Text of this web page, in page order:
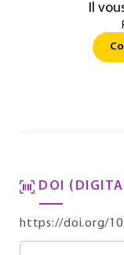
Il
DOI
https://doi.org/